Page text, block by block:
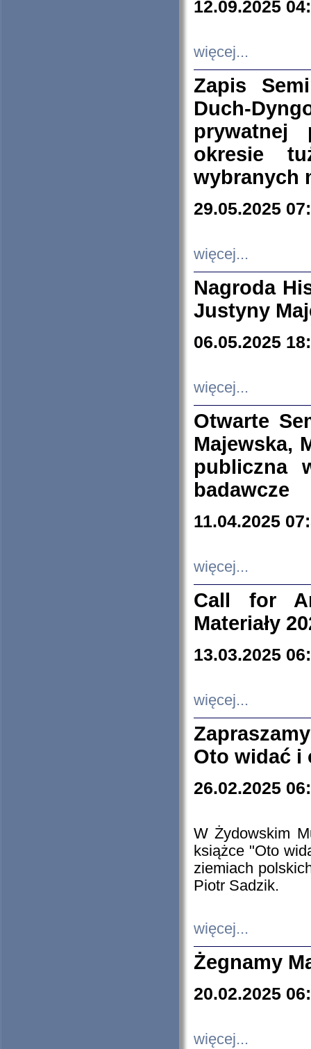
12.09.2025
więcej...
Zapis
Duch-
prywatnej
okresie
wybranych
29.05.2025
więcej...
Nagroda
Justyny
06.05.2025
więcej...
Otwarte
Majewska,
publiczna
badawcze
11.04.2025
więcej...
Call for
Materiały
13.03.2025
więcej...
Oto widać i
26.02.2025
W Żydowskim
książce "Oto
ziemiach
Piotr Sadzik.
więcej...
Żegnamy
20.02.2025
więcej...